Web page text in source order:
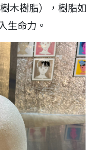
木樹脂），樹脂如
生命力。